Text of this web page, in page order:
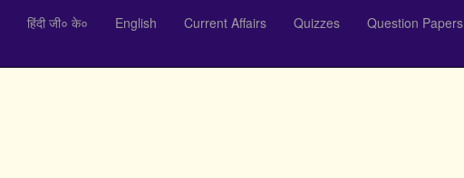
हिंदी जी० के० English Current Affairs Quizzes Question Papers